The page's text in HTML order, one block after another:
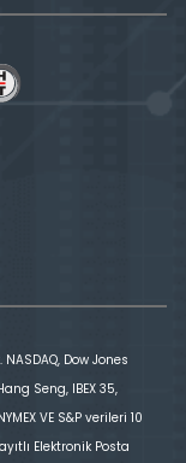
Dow Jones
Seng, IBEX 35,
VE S&P verileri 10
Elektronik Posta